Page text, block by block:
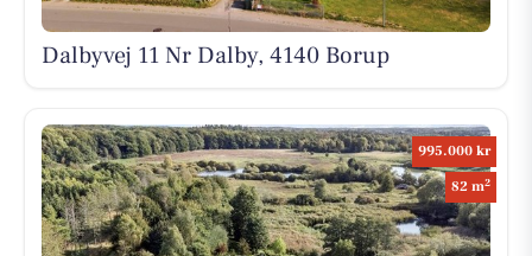
Dalbyvej 11 Nr Dalby, 4140 Borup
995.000 kr
82 m2